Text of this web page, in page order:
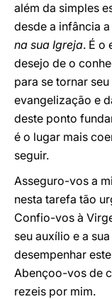
além da simples
desde a infância a
na sua Igreja. É o
desejo de o
para se tornar
evangelização e
deste ponto
é o lugar mais
seguir.
Asseguro-vos a
nesta tarefa tão
Confio-vos à
seu auxílio e a
desempenhar
Abençoo-vos de
rezeis por mim.